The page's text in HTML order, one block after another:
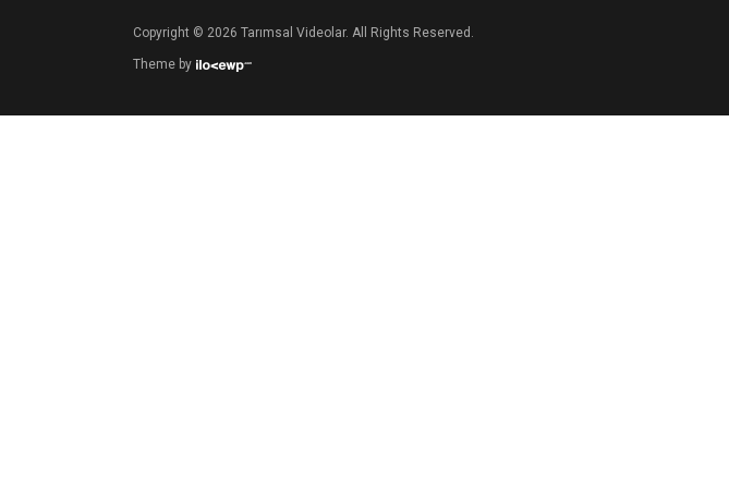
Copyright © 2026 Tarımsal Videolar. All Rights Reserved.
Theme by